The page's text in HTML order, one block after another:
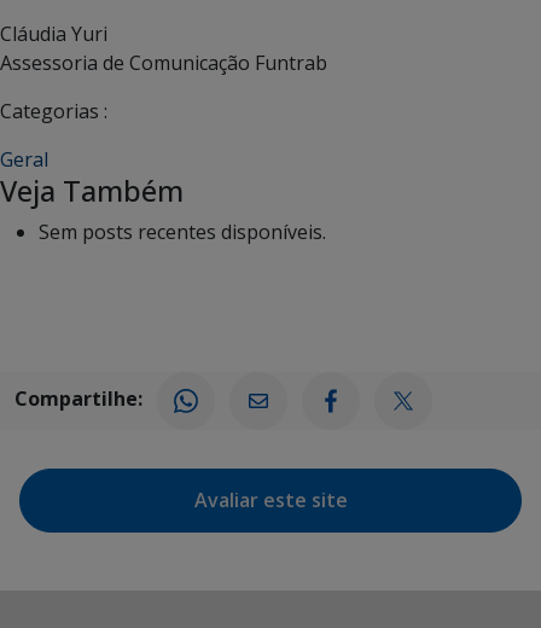
Cláudia Yuri
Assessoria de Comunicação Funtrab
Categorias :
Geral
Veja Também
Sem posts recentes disponíveis.
Compartilhe:
Avaliar este site